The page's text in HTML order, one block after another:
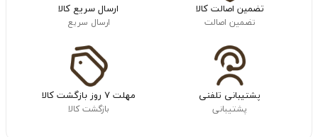
تضمین اصالت کالا
تضمین اصالت
ارسال سریع کالا
ارسال سریع
پشتیبانی تلفنی
پشتیبانی
مهلت ۷ روز بازگشت کالا
بازگشت کالا